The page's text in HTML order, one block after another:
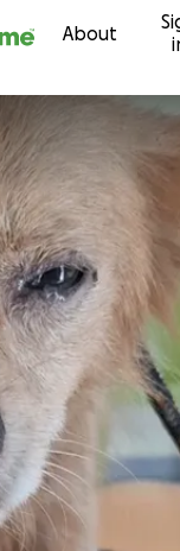
About